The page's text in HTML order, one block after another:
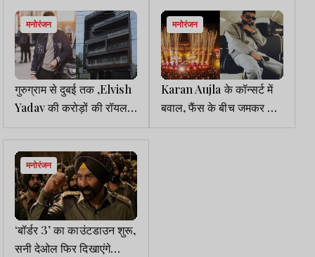
मनोरंजन
गुरुग्राम से दुबई तक ,Elvish
Yadav की करोड़ों की रॉयल
लाइफस्टाइल
मनोरंजन
Karan Aujla के कॉन्सर्ट में
बवाल, फैंस के बीच जमकर चले
घूंसे
मनोरंजन
‘बॉर्डर 3’ का काउंटडाउन शुरू,
सनी देओल फिर दिखाएंगे